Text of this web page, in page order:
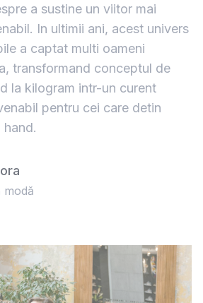
a sustine un viitor mai
In ultimii ani, acest univers
a captat multi oameni
transformand conceptul de
la kilogram intr-un curent
pentru cei care detin
modă